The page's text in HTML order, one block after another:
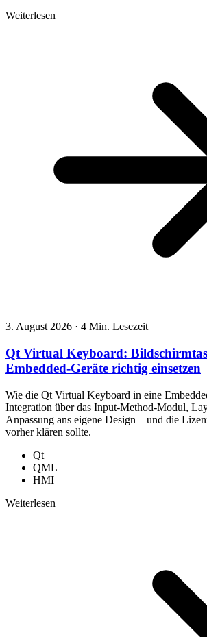
Weiterlesen
3. August 2026 · 4 Min. Lesezeit
Qt Virtual Keyboard:
Embedded-Geräte richtig einsetzen
Wie die Qt Virtual Keyboard in eine
Integration über das Input-Method-Modul,
Anpassung ans eigene Design – und die
vorher klären sollte.
Qt
QML
HMI
Weiterlesen